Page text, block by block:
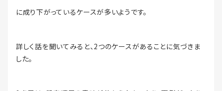
に成り下がっているケースが多いようです。
詳しく話を聞いてみると、2つのケースがあることに気づきま
した。